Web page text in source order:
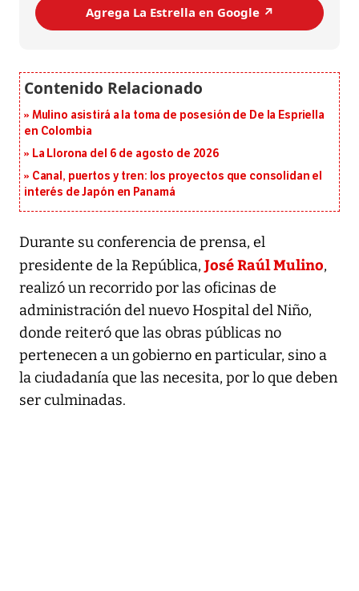
Agrega La Estrella en Google ↗️
Mulino asistirá a la toma de posesión de De la Espriella
en Colombia
La Llorona del 6 de agosto de 2026
Canal, puertos y tren: los proyectos que consolidan el
interés de Japón en Panamá
Durante su conferencia de prensa, el
presidente de la República, José Raúl Mulino,
realizó un recorrido por las oficinas de
administración del nuevo Hospital del Niño,
donde reiteró que las obras públicas no
pertenecen a un gobierno en particular, sino a
la ciudadanía que las necesita, por lo que deben
ser culminadas.